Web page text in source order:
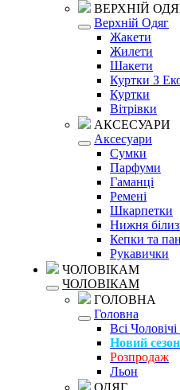
ВЕРХНІЙ
Верхній Одяг
Жакети
Жилети
Шакети
Куртки З
Куртки
Вітрівки
АКСЕСУАРИ
Аксесуари
Сумки
Парфуми
Гаманці
Ремені
Шкарпетки
Нижня
Кепки та
Рукавички
ЧОЛОВІКАМ
ЧОЛОВІКАМ
ГОЛОВНА
Головна
Всі
Новий сезон
Розпродаж
Льон
ОДЯГ